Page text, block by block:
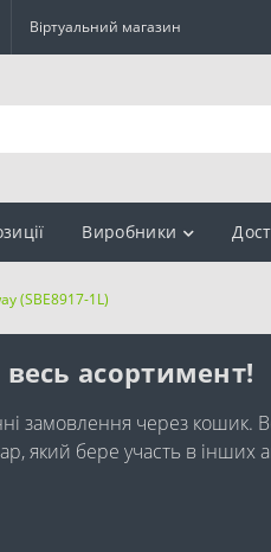
Віртуальний магазин
Виробники
(SBE8917-1L)
весь асортимент!
замовлення через кошик.
який бере участь в інших